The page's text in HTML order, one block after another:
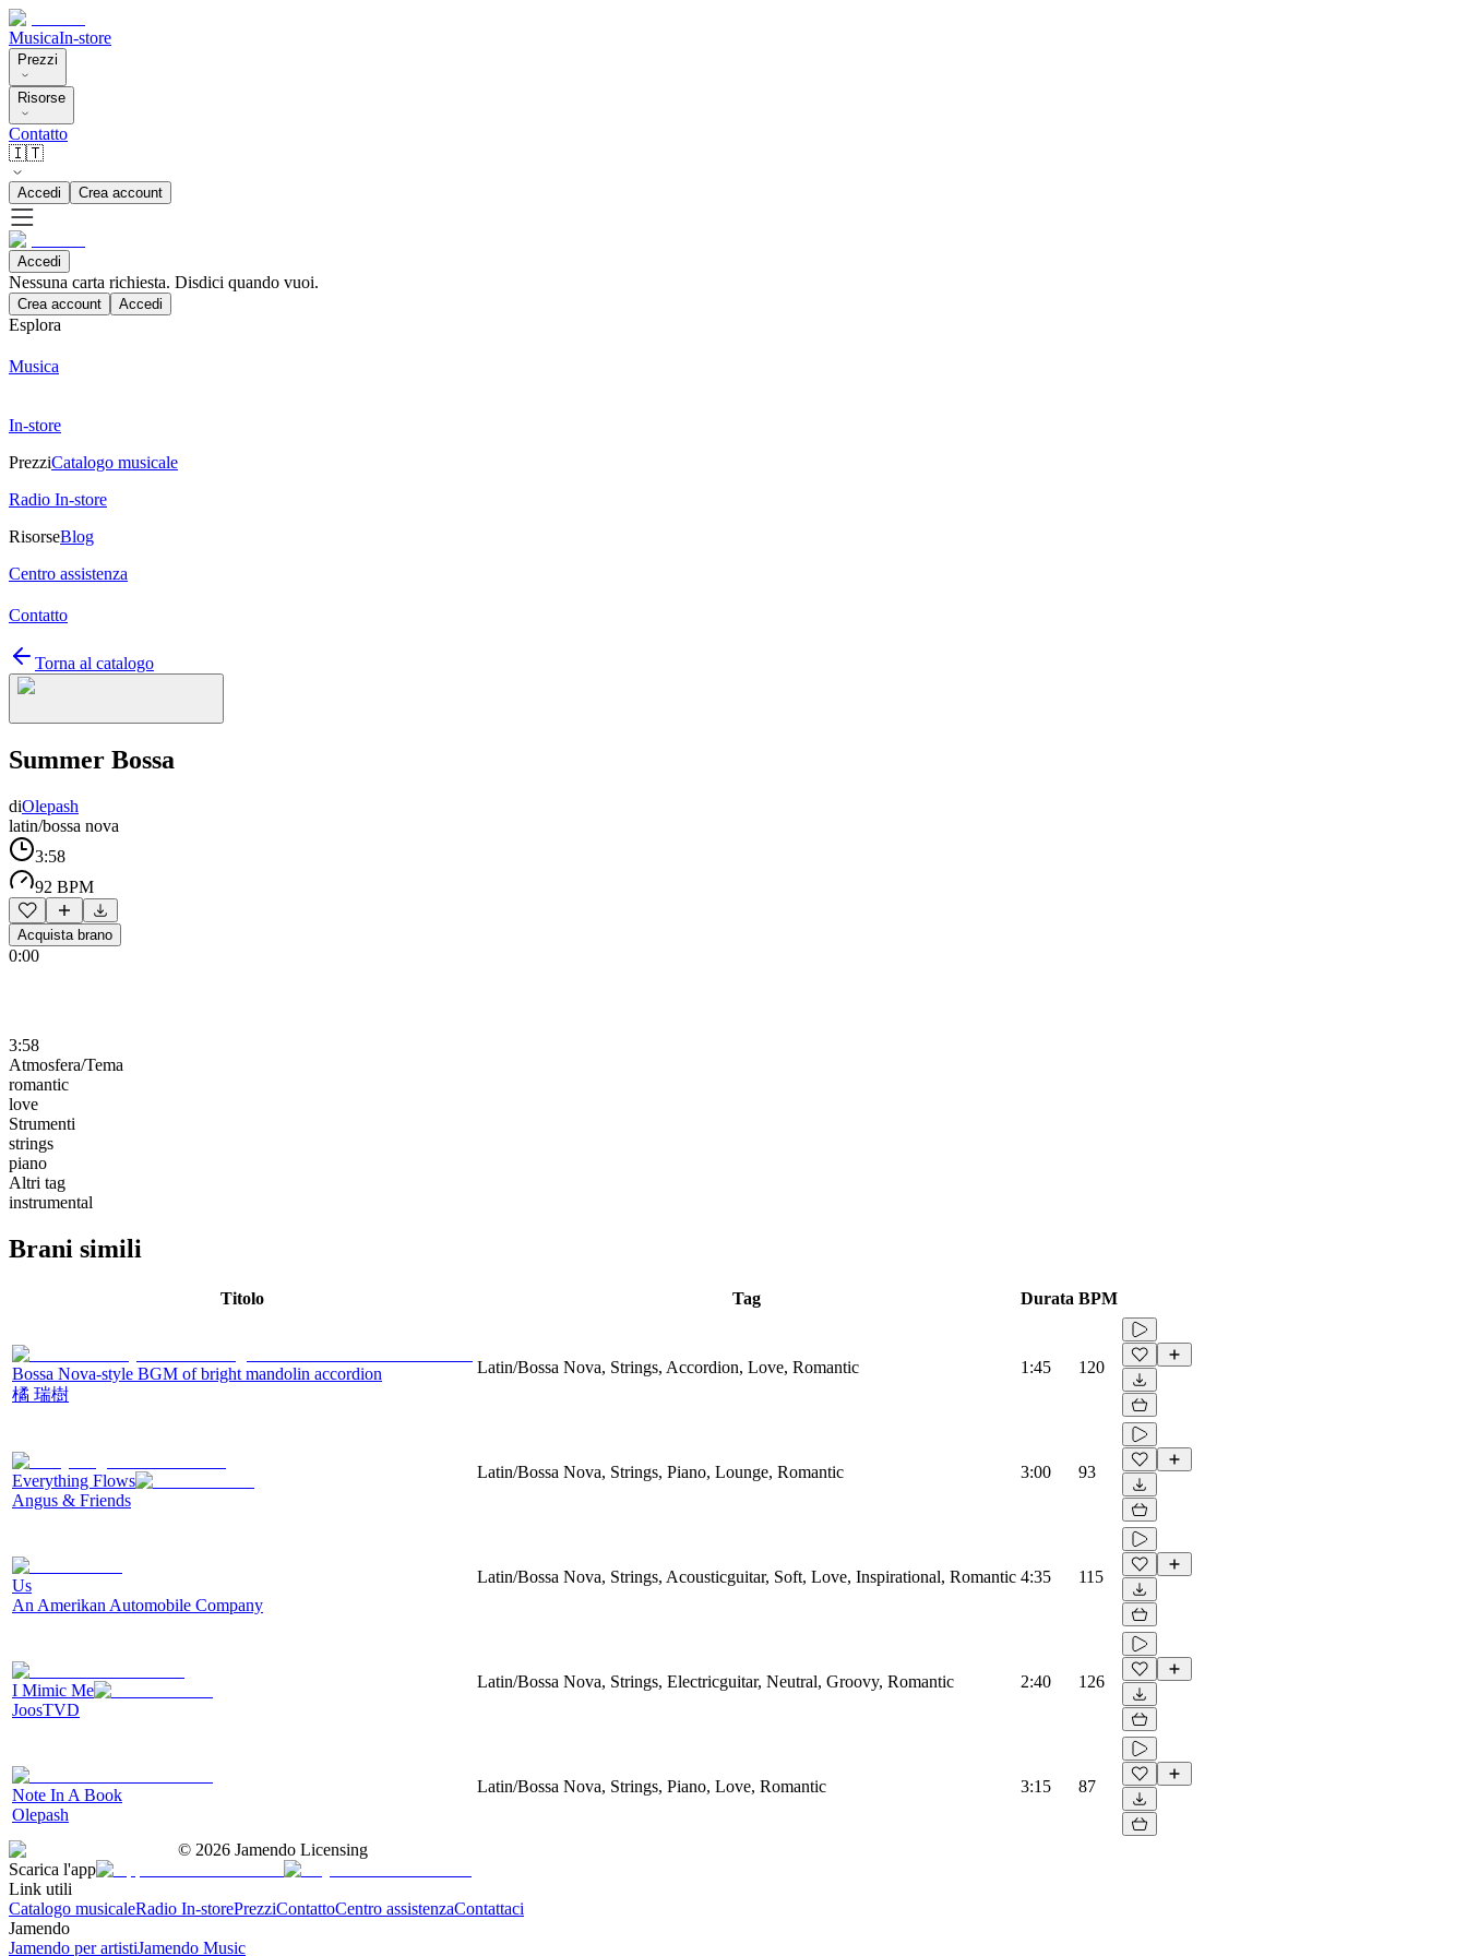
MusicaIn-store
Prezzi
Risorse
Contatto
🇮🇹
Accedi Crea account
Accedi
Nessuna carta richiesta. Disdici quando vuoi.
Crea account Accedi
Esplora
Musica
In-store
PrezziCatalogo musicale
Radio In-store
RisorseBlog
Centro assistenza
Contatto
Torna al catalogo
Summer Bossa
diOlepash
latin/bossa nova
3:58
92 BPM
Acquista brano
0:00
3:58
Atmosfera/Tema
romantic
love
Strumenti
strings
piano
Altri tag
instrumental
Brani simili
Titolo Tag Durata BPM
Bossa Nova-style BGM of bright mandolin accordion
橘 瑞樹
Latin/Bossa Nova, Strings, Accordion, Love, Romantic 1:45 120
Everything Flows
Angus & Friends
Latin/Bossa Nova, Strings, Piano, Lounge, Romantic 3:00 93
Us
An Amerikan Automobile Company
Latin/Bossa Nova, Strings, Acousticguitar, Soft, Love, Inspirational, Romantic 4:35 115
I Mimic Me
JoosTVD
Latin/Bossa Nova, Strings, Electricguitar, Neutral, Groovy, Romantic 2:40 126
Note In A Book
Olepash
Latin/Bossa Nova, Strings, Piano, Love, Romantic 3:15 87
© 2026 Jamendo Licensing
Scarica l'app
Link utili
Catalogo musicaleRadio In-storePrezziContattoCentro assistenzaContattaci
Jamendo
Jamendo per artistiJamendo Music